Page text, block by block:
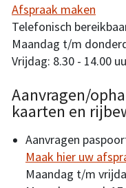
Afspraak maken
Telefonisch
Maandag t/m
Vrijdag: 8.30 - 14.00
Aanvragen/
kaarten en
Aanvragen
Maak hier uw
Maandag t/m